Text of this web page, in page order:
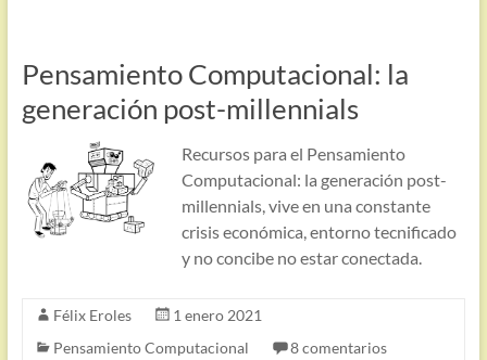
Pensamiento Computacional: la
generación post-millennials
Recursos para el Pensamiento
Computacional: la generación post-
millennials, vive en una constante
crisis económica, entorno tecnificado
y no concibe no estar conectada.
Félix Eroles
1 enero 2021
Pensamiento Computacional
8 comentarios